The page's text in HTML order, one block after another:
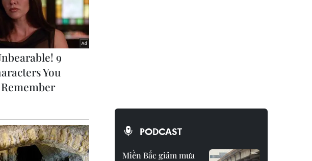
PODCAST
Miền Bắc giảm mưa